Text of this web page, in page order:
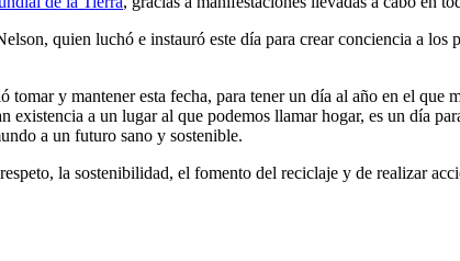
quien luchó e instauró este día para crear conciencia a
y mantener esta fecha, para tener un día al año en el que
existencia a un lugar al que podemos llamar hogar, es un día
a un futuro sano y sostenible.
la sostenibilidad, el fomento del reciclaje y de realizar